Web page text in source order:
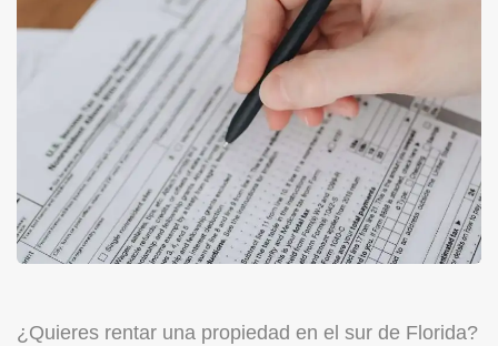
¿Quieres rentar una propiedad en el sur de Florida?